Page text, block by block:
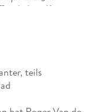
Kurz vor
u. a. Roger Van
und erhielt
teils